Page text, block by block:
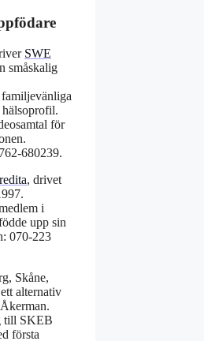
SWE
småskalig
för
680239.
, drivet
i
upp sin
070-223
Skåne,
alternativ
till SKEB
första